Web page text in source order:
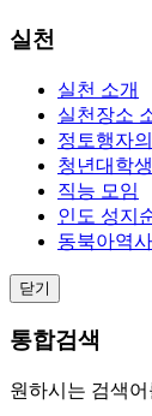
실천
실천 소개
실천장소
정토행자
청년대학생
직능 모임
인도 성지
동북아역
닫기
통합검색
원하시는 검색